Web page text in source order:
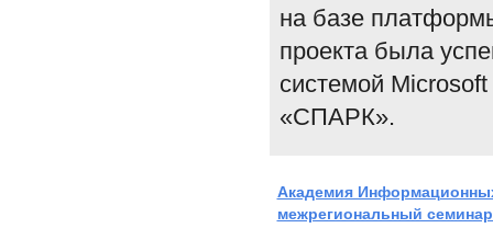
на базе
проекта была
системой
«СПАРК».
Академия
межрегиональный